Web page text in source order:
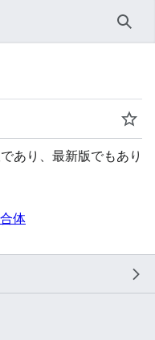
検索
ウ
あり、最新版でもあり
体